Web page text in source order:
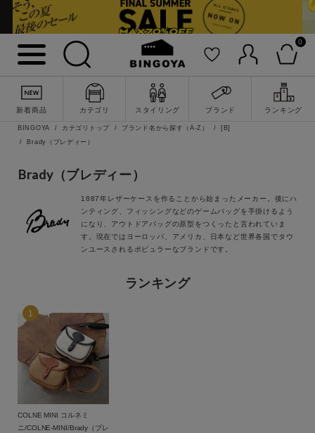
0
新着商品 カテゴリ スタイリング ブランド ランキング
詳細検索
キーワード
性別
LADIES
カテゴリ
トップス
ワンピース
スカート
シューズ
グッズ
サイズ
BINGOYA カテゴリトップ ブランド名から探す（A-Z）
[B]
Brady（ブレディー）
Brady（ブレディー）
1887年レザーケースを作ることから始まったメーカー。後にハ
ンティング、フィッシングなどのゲームバッグを手掛けるよう
になり、アウトドアバッグの原型をつくったと言われていま
す。現在ではヨーロッパ、アメリカ、日本など世界各国でタウ
ンユースされるポピュラーなブランドです。
ランキング
COLNE MINI コルネミ
ニ/COLNE-MINI/Brady（ブレ